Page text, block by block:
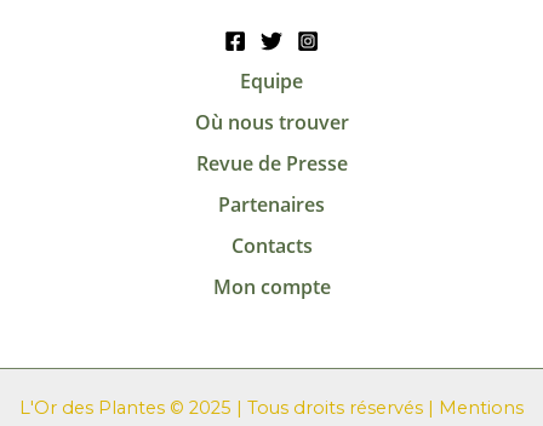
Equipe
Où nous trouver
Revue de Presse
Partenaires
Contacts
Mon compte
L'Or des Plantes © 2025 | Tous droits réservés | Mentions